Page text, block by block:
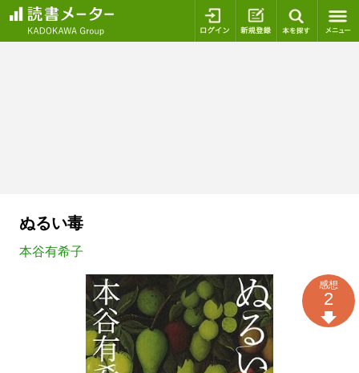
ログイン 新規登録
ぬるい毒
本谷有希子
感想
2